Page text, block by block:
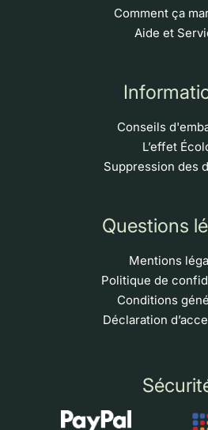
Comment ça
Aide et
Conseils
L’effet
Suppression des
Questions
Mentions
Politique de
Conditions
Déclaration